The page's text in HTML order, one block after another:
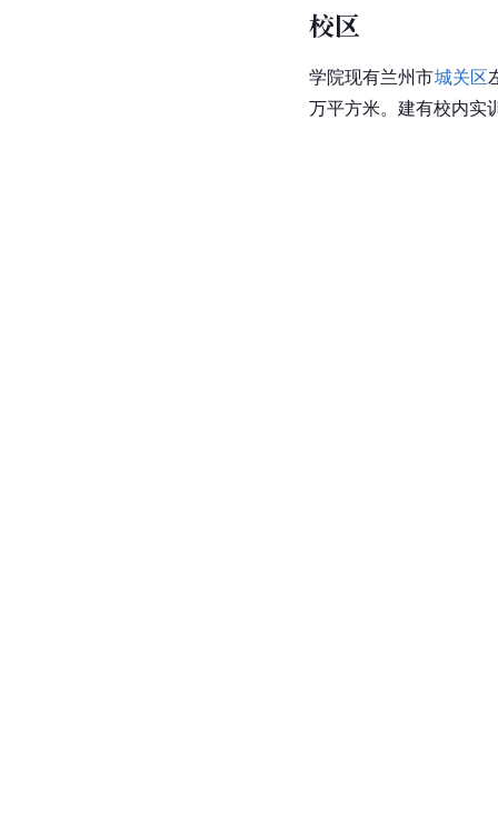
校区
学院现有兰州市城关区
万平方米。建有校内实